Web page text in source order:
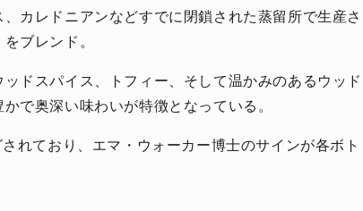
カレドニアンなどすでに閉鎖された蒸留所で生産さ
ブレンド。
ドスパイス、トフィー、そして温かみのあるウッド
で奥深い味わいが特徴となっている。
れており、エマ・ウォーカー博士のサインが各ボト